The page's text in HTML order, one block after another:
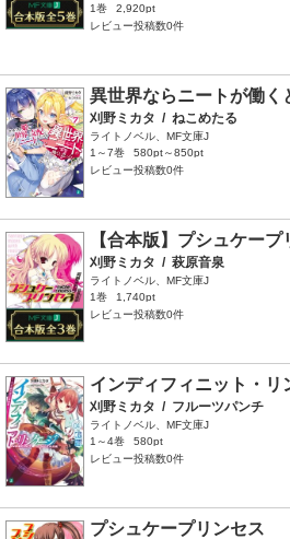
1巻
2,920pt
レビュー投稿数0件
異世界ならニートが働く
刈野ミカタ / ねこめたる
ライトノベル、MF文庫J
1～7巻
580pt～850pt
レビュー投稿数0件
【合本版】プシュケー
刈野ミカタ / 萩原音泉
ライトノベル、MF文庫J
1巻
1,740pt
レビュー投稿数0件
インディフィニット・リ
刈野ミカタ / フルーツパンチ
ライトノベル、MF文庫J
1～4巻
580pt
レビュー投稿数0件
プシュケープリンセス